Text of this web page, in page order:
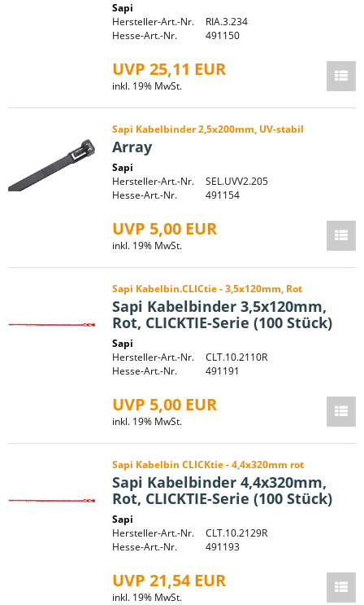
Sapi
Hersteller-Art.-Nr.
RIA.3.234
Hesse-Art.-Nr.
491150
UVP 25,11 EUR
inkl. 19% MwSt.
Sapi Kabelbinder 2,5x200mm, UV-stabil
Array
Sapi
Hersteller-Art.-Nr.
SEL.UVV2.205
Hesse-Art.-Nr.
491154
UVP 5,00 EUR
inkl. 19% MwSt.
Sapi Kabelbin.CLICtie - 3,5x120mm, Rot
Sapi Kabelbinder 3,5x120mm,
Rot, CLICKTIE-Serie (100 Stück)
Sapi
Hersteller-Art.-Nr.
CLT.10.2110R
Hesse-Art.-Nr.
491191
UVP 5,00 EUR
inkl. 19% MwSt.
Sapi Kabelbin CLICKtie - 4,4x320mm rot
Sapi Kabelbinder 4,4x320mm,
Rot, CLICKTIE-Serie (100 Stück)
Sapi
Hersteller-Art.-Nr.
CLT.10.2129R
Hesse-Art.-Nr.
491193
UVP 21,54 EUR
inkl. 19% MwSt.